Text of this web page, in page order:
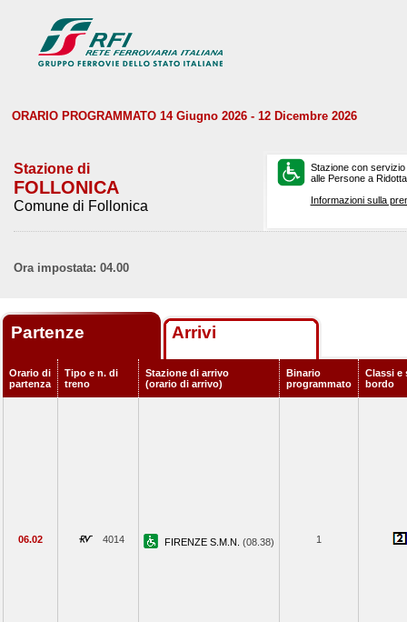
ORARIO PROGRAMMATO 14 Giugno 2026 - 12 Dicembre 2026
Stazione di
FOLLONICA
Comune di Follonica
Stazione con
alle Persone a
Informazioni sulla
Ora impostata: 04.00
Partenze Arrivi
Orario di
partenza
Tipo e n. di
treno
Stazione di arrivo
(orario di arrivo)
Binario
programmato
Classi e
bordo
06.02 4014 FIRENZE S.M.N. (08.38) 1